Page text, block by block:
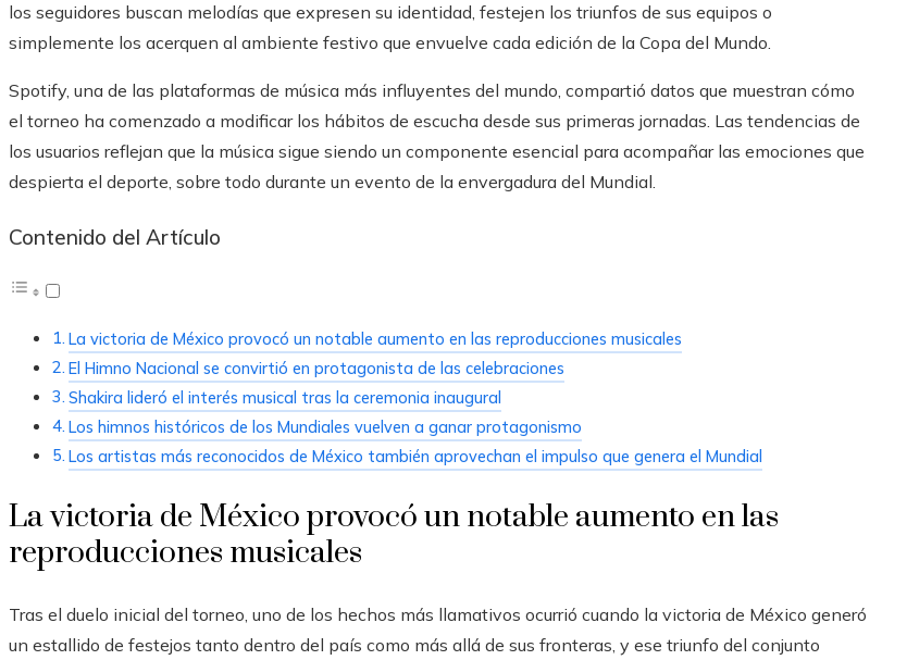
los seguidores buscan melodías que expresen su identidad, festejen los triunfos de sus equipos o
simplemente los acerquen al ambiente festivo que envuelve cada edición de la Copa del Mundo.
Spotify, una de las plataformas de música más influyentes del mundo, compartió datos que muestran cómo
el torneo ha comenzado a modificar los hábitos de escucha desde sus primeras jornadas. Las tendencias de
los usuarios reflejan que la música sigue siendo un componente esencial para acompañar las emociones que
despierta el deporte, sobre todo durante un evento de la envergadura del Mundial.
Contenido del Artículo
La victoria de México provocó un notable aumento en las reproducciones musicales
El Himno Nacional se convirtió en protagonista de las celebraciones
Shakira lideró el interés musical tras la ceremonia inaugural
Los himnos históricos de los Mundiales vuelven a ganar protagonismo
Los artistas más reconocidos de México también aprovechan el impulso que genera el Mundial
La victoria de México provocó un notable aumento en las
reproducciones musicales
Tras el duelo inicial del torneo, uno de los hechos más llamativos ocurrió cuando la victoria de México generó
un estallido de festejos tanto dentro del país como más allá de sus fronteras, y ese triunfo del conjunto